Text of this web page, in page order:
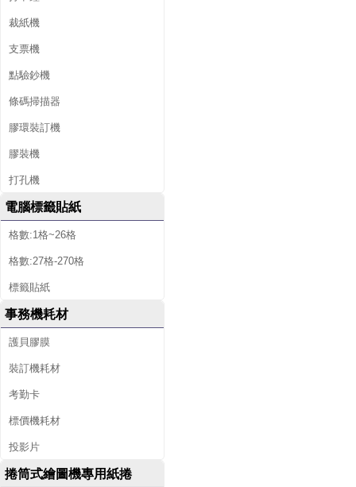
裁紙機
支票機
點驗鈔機
條碼掃描器
膠環裝訂機
膠裝機
打孔機
電腦標籤貼紙
格數:1格~26格
格數:27格-270格
標籤貼紙
事務機耗材
護貝膠膜
裝訂機耗材
考勤卡
標價機耗材
投影片
捲筒式繪圖機專用紙捲